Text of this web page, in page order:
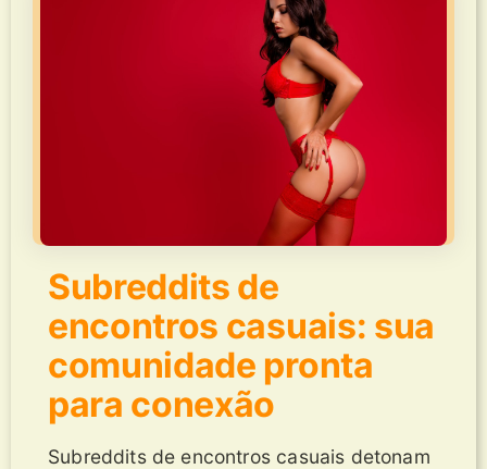
Subreddits de
encontros casuais: sua
comunidade pronta
para conexão
Subreddits de encontros casuais detonam